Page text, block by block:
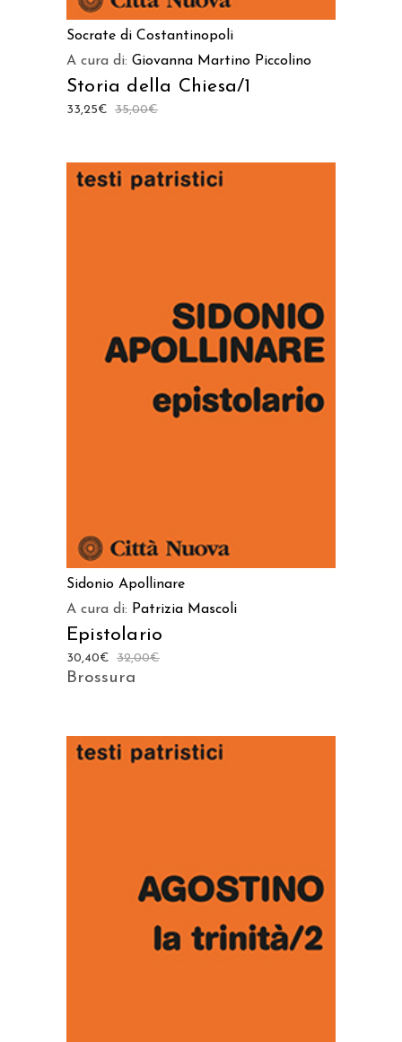
Socrate di Costantinopoli
A cura di: Giovanna Martino Piccolino
Storia della Chiesa/1
35,00€
33,25€
AGGIUNGI AL CARRELLO
Sidonio Apollinare
A cura di: Patrizia Mascoli
Epistolario
32,00€
30,40€
Brossura
AGGIUNGI AL CARRELLO